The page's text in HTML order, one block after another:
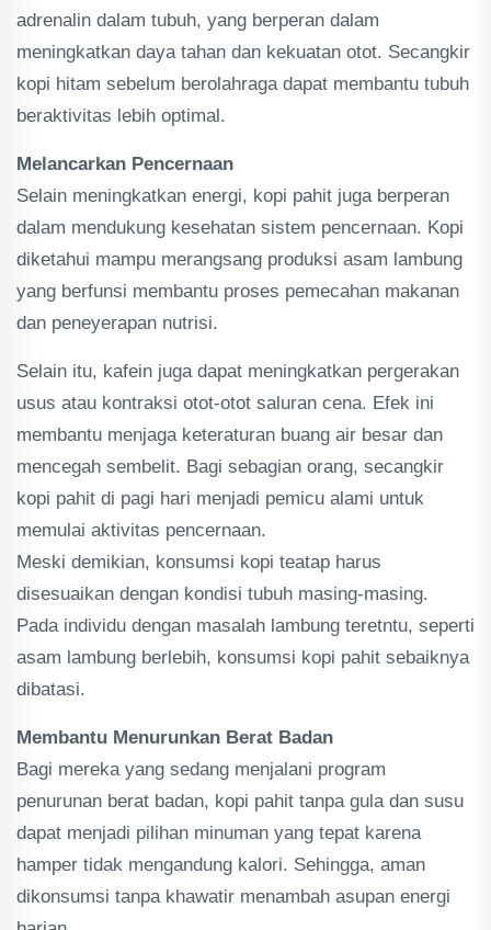
adrenalin dalam tubuh, yang berperan dalam
meningkatkan daya tahan dan kekuatan otot. Secangkir
kopi hitam sebelum berolahraga dapat membantu tubuh
beraktivitas lebih optimal.
Melancarkan Pencernaan
Selain meningkatkan energi, kopi pahit juga berperan
dalam mendukung kesehatan sistem pencernaan. Kopi
diketahui mampu merangsang produksi asam lambung
yang berfunsi membantu proses pemecahan makanan
dan peneyerapan nutrisi.
Selain itu, kafein juga dapat meningkatkan pergerakan
usus atau kontraksi otot-otot saluran cena. Efek ini
membantu menjaga keteraturan buang air besar dan
mencegah sembelit. Bagi sebagian orang, secangkir
kopi pahit di pagi hari menjadi pemicu alami untuk
memulai aktivitas pencernaan.
Meski demikian, konsumsi kopi teatap harus
disesuaikan dengan kondisi tubuh masing-masing.
Pada individu dengan masalah lambung teretntu, seperti
asam lambung berlebih, konsumsi kopi pahit sebaiknya
dibatasi.
Membantu Menurunkan Berat Badan
Bagi mereka yang sedang menjalani program
penurunan berat badan, kopi pahit tanpa gula dan susu
dapat menjadi pilihan minuman yang tepat karena
hamper tidak mengandung kalori. Sehingga, aman
dikonsumsi tanpa khawatir menambah asupan energi